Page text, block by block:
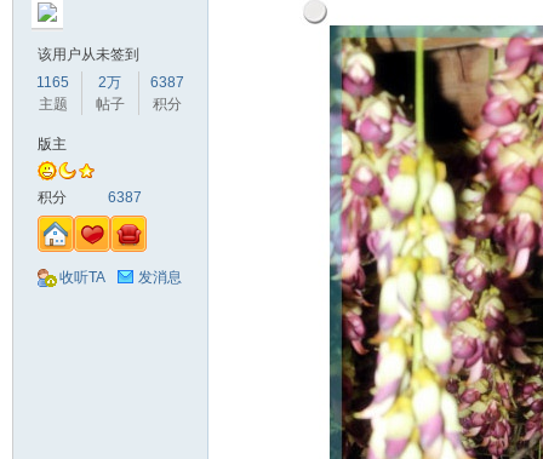
该用户从未签到
1165
主题
2万
帖子
6387
积分
版主
积分 6387
收听TA 发消息